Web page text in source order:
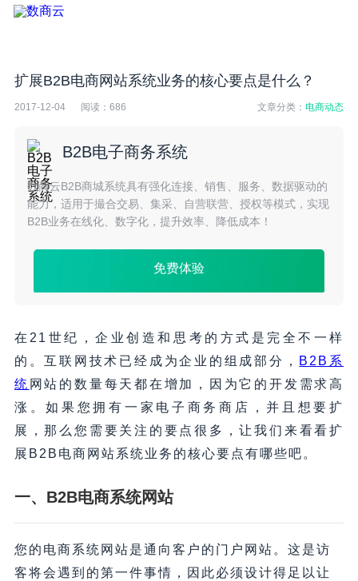
扩展B2B电商网站系统业务的核心要点是什么？
2017-12-04 阅读： 686 文章分类：电商动态
B2B电子商务系统
数商云B2B商城系统具有强化连接、销售、服务、数据驱动的
能力，适用于撮合交易、集采、自营联营、授权等模式，实现
B2B业务在线化、数字化，提升效率、降低成本！
免费体验
在21世纪，企业创造和思考的方式是完全不一样
的。互联网技术已经成为企业的组成部分， B2B系
统 网站的数量每天都在增加，因为它的开发需求高
涨。如果您拥有一家电子商务商店，并且想要扩
展，那么您需要关注的要点很多，让我们来看看扩
展B2B电商网站系统业务的核心要点有哪些吧。
一、 B2B电商系统网站
您的电商系统网站是通向客户的门户网站。这是访
客将会遇到的第一件事情，因此必须设计得足以让